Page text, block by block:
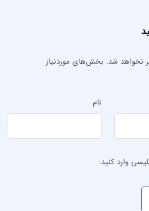
نخواهد شد. بخش‌های موردنیاز
نام
وارد کنید: